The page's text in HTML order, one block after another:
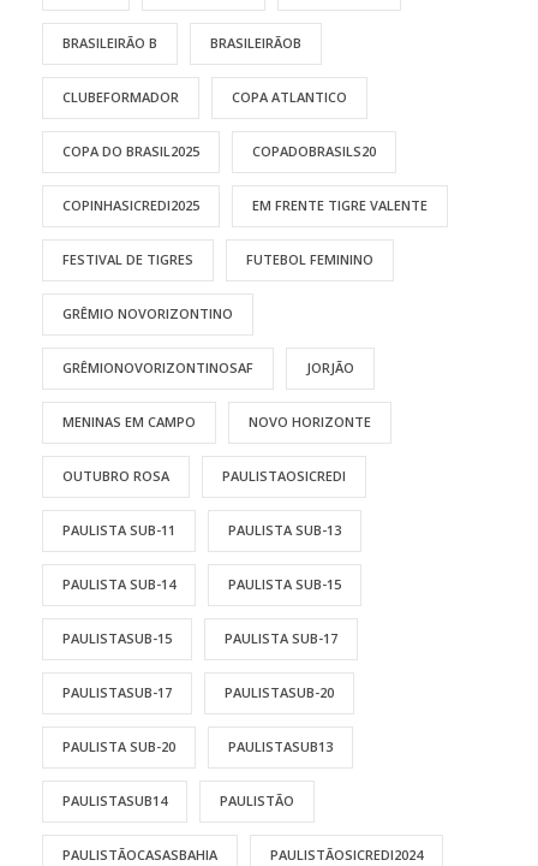
BRASILEIRÃO B BRASILEIRÃOB
CLUBEFORMADOR COPA ATLANTICO
COPA DO BRASIL2025 COPADOBRASILS20
COPINHASICREDI2025 EM FRENTE TIGRE VALENTE
FESTIVAL DE TIGRES FUTEBOL FEMININO
GRÊMIO NOVORIZONTINO
GRÊMIONOVORIZONTINOSAF JORJÃO
MENINAS EM CAMPO NOVO HORIZONTE
OUTUBRO ROSA PAULISTAOSICREDI
PAULISTA SUB-11 PAULISTA SUB-13
PAULISTA SUB-14 PAULISTA SUB-15
PAULISTASUB-15 PAULISTA SUB-17
PAULISTASUB-17 PAULISTASUB-20
PAULISTA SUB-20 PAULISTASUB13
PAULISTASUB14 PAULISTÃO
PAULISTÃOCASASBAHIA PAULISTÃOSICREDI2024